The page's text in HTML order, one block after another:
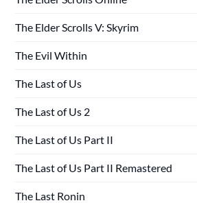
The Elder Scrolls V: Skyrim
The Evil Within
The Last of Us
The Last of Us 2
The Last of Us Part II
The Last of Us Part II Remastered
The Last Ronin